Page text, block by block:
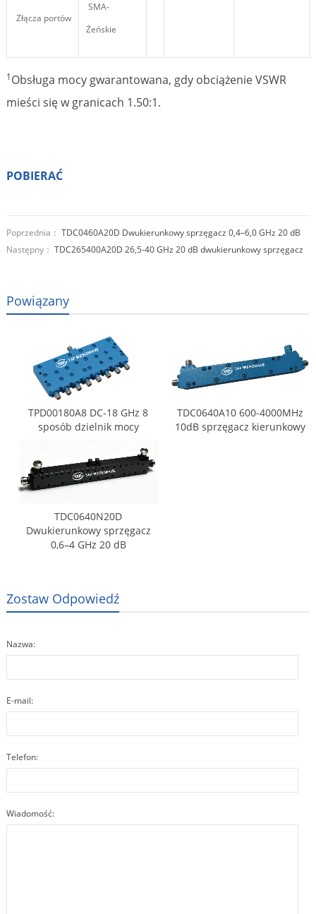
Złącza portów
SMA-
Żeńskie
1Obsługa mocy gwarantowana, gdy obciążenie VSWR
mieści się w granicach 1.50:1.
POBIERAĆ
Poprzednia： TDC0460A20D Dwukierunkowy sprzęgacz 0,4–6,0 GHz 20 dB
Następny： TDC265400A20D 26,5-40 GHz 20 dB dwukierunkowy sprzęgacz
Powiązany
TPD00180A8 DC-18 GHz 8
sposób dzielnik mocy
TDC0640A10 600-4000MHz
10dB sprzęgacz kierunkowy
TDC0640N20D
Dwukierunkowy sprzęgacz
0,6–4 GHz 20 dB
Zostaw Odpowiedź
Nazwa:
E-mail:
Telefon:
Wiadomość: